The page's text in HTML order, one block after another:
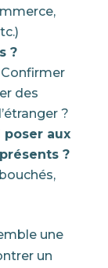
?
des
?
aux
?
une
un